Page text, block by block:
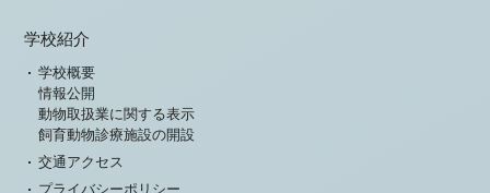
学校紹介
学校概要
情報公開
動物取扱業に関する表示
飼育動物診療施設の開設
交通アクセス
プライバシーポリシー